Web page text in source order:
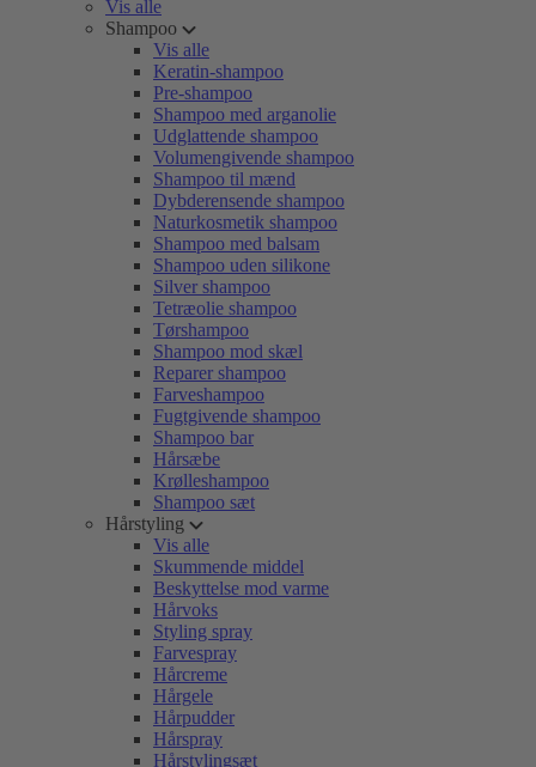
Vis alle
Shampoo
Vis alle
Keratin-shampoo
Pre-shampoo
Shampoo med arganolie
Udglattende shampoo
Volumengivende shampoo
Shampoo til mænd
Dybderensende shampoo
Naturkosmetik shampoo
Shampoo med balsam
Shampoo uden silikone
Silver shampoo
Tetræolie shampoo
Tørshampoo
Shampoo mod skæl
Reparer shampoo
Farveshampoo
Fugtgivende shampoo
Shampoo bar
Hårsæbe
Krølleshampoo
Shampoo sæt
Hårstyling
Vis alle
Skummende middel
Beskyttelse mod varme
Hårvoks
Styling spray
Farvespray
Hårcreme
Hårgele
Hårpudder
Hårspray
Hårstylingsæt